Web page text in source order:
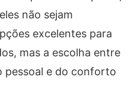
não sejam
excelentes para
mas a escolha entre
pessoal e do conforto